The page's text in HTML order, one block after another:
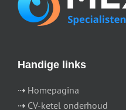
Handige links
⇢ Homepagina
⇢ CV-ketel onderhoud